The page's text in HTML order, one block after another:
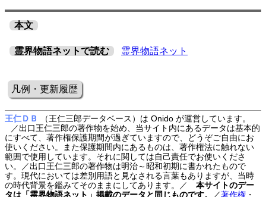
本文
霊界物語ネットで読む 霊界物語ネット
凡例・更新履歴
王仁ＤＢ
（王仁三郎データベース）は Onido が運営しています。
／出口王仁三郎の著作物を始め、当サイト内にあるデータは基本的
にすべて、著作権保護期間が過ぎていますので、どうぞご自由にお
使いください。また保護期間内にあるものは、著作権法に触れない
範囲で使用しています。それに関しては自己責任でお使いくださ
い。／出口王仁三郎の著作物は明治～昭和初期に書かれたもので
す。現代においては差別用語と見なされる言葉もありますが、当時
の時代背景を鑑みてそのままにしてあります。／ 本サイトのデー
タは「霊界物語ネット」掲載のデータと同じものです。
／著作権 ・